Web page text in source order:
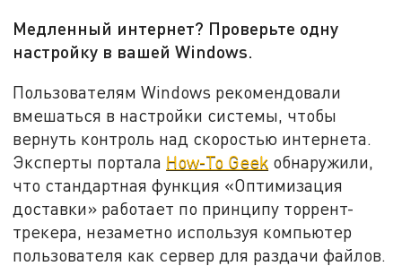
Медленный интернет? Проверьте одну
настройку в вашей Windows.
Пользователям Windows рекомендовали
вмешаться в настройки системы, чтобы
вернуть контроль над скоростью интернета.
Эксперты портала How-To Geek обнаружили,
что стандартная функция «Оптимизация
доставки» работает по принципу торрент-
трекера, незаметно используя компьютер
пользователя как сервер для раздачи файлов.